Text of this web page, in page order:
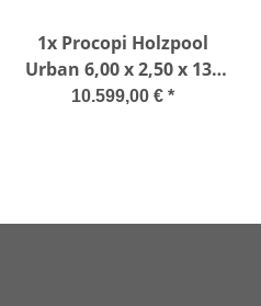
1x Procopi Holzpool
Urban 6,00 x 2,50 x 133
m mit automatischer
10.599,00 € *